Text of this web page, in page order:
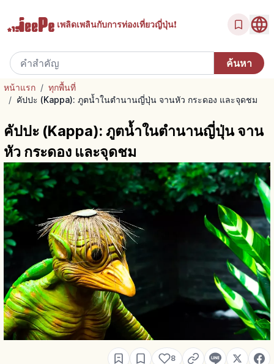
เพลิดเพลินกับการท่องเที่ยวญี่ปุ่น!
หน้าแรก / ทุกพื้นที่
/ คัปปะ (Kappa): ภูตน้ำในตำนานญี่ปุ่น จานหัว กระดอง และจุดชม
คัปปะ (Kappa): ภูตน้ำในตำนานญี่ปุ่น จาน
หัว กระดอง และจุดชม
8